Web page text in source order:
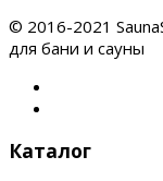
© 2016-2021
для бани и сауны
Каталог